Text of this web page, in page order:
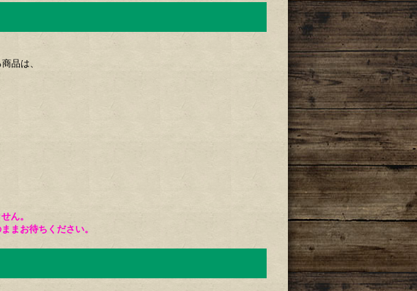
品は、
ん。
まお待ちください。